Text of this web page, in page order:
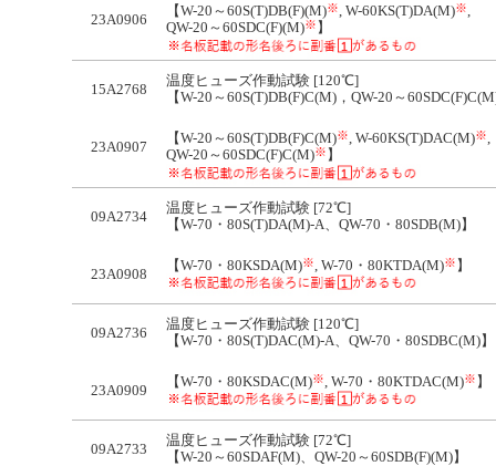
23A0906
【W-20～60S(T)DB(F)(M)※, W-60KS(T)DA(M)※,
QW-20～60SDC(F)(M)※ 】
15A2768
温度ヒューズ作動試験 [120℃]
【W-20～60S(T)DB(F)C(M)，QW-20～
23A0907
【W-20～60S(T)DB(F)C(M)※, W-60KS(T)DAC(M)※,
QW-20～60SDC(F)C(M)※ 】
09A2734
温度ヒューズ作動試験 [72℃]
【W-70・80S(T)DA(M)-A、QW-70・80SDB(M)】
23A0908
【W-70・80KSDA(M)※, W-70・80KTDA(M)※ 】
09A2736
温度ヒューズ作動試験 [120℃]
【W-70・80S(T)DAC(M)-A、QW-70・80SDBC(M)】
23A0909
【W-70・80KSDAC(M)※, W-70・80KTDAC(M)※ 】
09A2733
温度ヒューズ作動試験 [72℃]
【W-20～60SDAF(M)、QW-20～60SDB(F)(M)】